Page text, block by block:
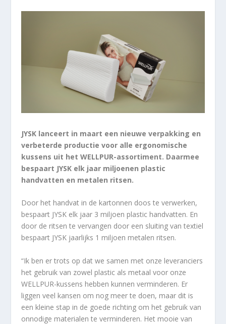
JYSK lanceert in maart een nieuwe verpakking en
verbeterde productie voor alle ergonomische
kussens uit het WELLPUR-assortiment. Daarmee
bespaart JYSK elk jaar miljoenen plastic
handvatten en metalen ritsen.
Door het handvat in de kartonnen doos te verwerken,
bespaart JYSK elk jaar 3 miljoen plastic handvatten. En
door de ritsen te vervangen door een sluiting van textiel
bespaart JYSK jaarlijks 1 miljoen metalen ritsen.
“Ik ben er trots op dat we samen met onze leveranciers
het gebruik van zowel plastic als metaal voor onze
WELLPUR-kussens hebben kunnen verminderen. Er
liggen veel kansen om nog meer te doen, maar dit is
een kleine stap in de goede richting om het gebruik van
onnodige materialen te verminderen. Het mooie van